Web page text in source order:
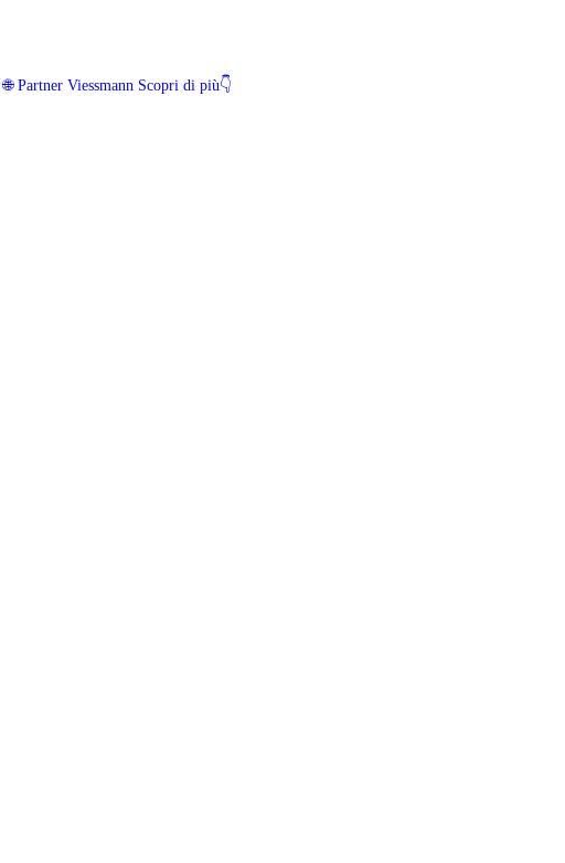
🌐 Partner Viessmann Scopri di più👇